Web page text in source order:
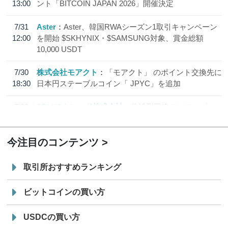
13:00
ント「BITCOIN JAPAN 2026」開催決定
7/31
12:00
Aster
Aster、韓国RWAシーズン1取引キャンペーン
を開始 $SKHYNIX・$SAMSUNG対象、賞金総額
10,000 USDT
7/30
18:30
株式会社モアクト
「モアクト」 のポイント交換先に
日本円ステーブルコイン「 JPYC」を追加
7/29
SBI VCトレード株式会社
信託型円建てステーブル
今注目のコンテンツ
取引所おすすめランキング
ビットコインの買い方
USDCの買い方